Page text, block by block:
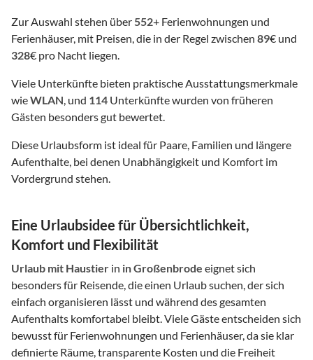
Zur Auswahl stehen über552+ Ferienwohnungen und
Ferienhäuser, mit Preisen, die in der Regel zwischen 89€ und
328€ pro Nacht liegen.
Viele Unterkünfte bieten praktische Ausstattungsmerkmale
wieWLAN, und 114 Unterkünfte wurden von früheren
Gästen besonders gut bewertet.
Diese Urlaubsform ist ideal für Paare, Familien und längere
Aufenthalte, bei denen Unabhängigkeit und Komfort im
Vordergrund stehen.
Eine Urlaubsidee für Übersichtlichkeit,
Komfort und Flexibilität
Urlaub mit Haustier in in Großenbrode eignet sich
besonders für Reisende, die einen Urlaub suchen, der sich
einfach organisieren lässt und während des gesamten
Aufenthalts komfortabel bleibt. Viele Gäste entscheiden sich
bewusst für Ferienwohnungen und Ferienhäuser, da sie klar
definierte Räume, transparente Kosten und die Freiheit